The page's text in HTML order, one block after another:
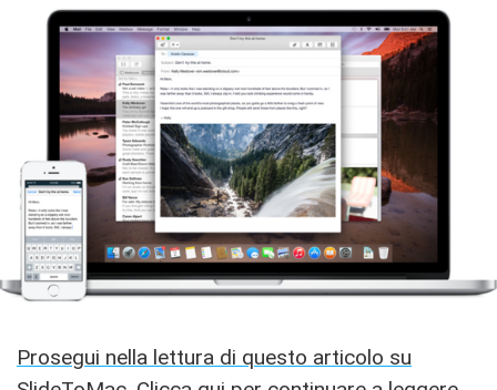
Prosegui nella lettura di questo articolo su